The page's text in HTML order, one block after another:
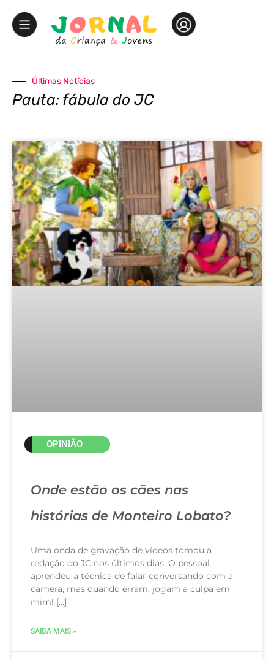
Últimas Notícias
Pauta: fábula do JC
OPINIÃO
Onde estão os cães nas
histórias de Monteiro Lobato?
Uma onda de gravação de vídeos tomou a
redação do JC nos últimos dias. O pessoal
aprendeu a técnica de falar conversando com a
câmera, mas quando erram, jogam a culpa em
mim! […]
SAIBA MAIS »